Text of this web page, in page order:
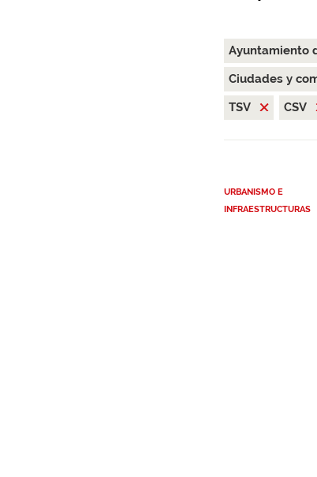
Ayuntamiento
Ciudades y
TSV
CSV
URBANISMO E
INFRAESTRUCTURAS